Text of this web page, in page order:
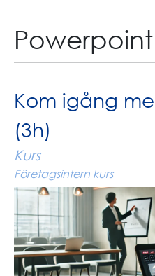
Powerpoint
Kom igång
(3h)
Kurs
Företagsintern kurs